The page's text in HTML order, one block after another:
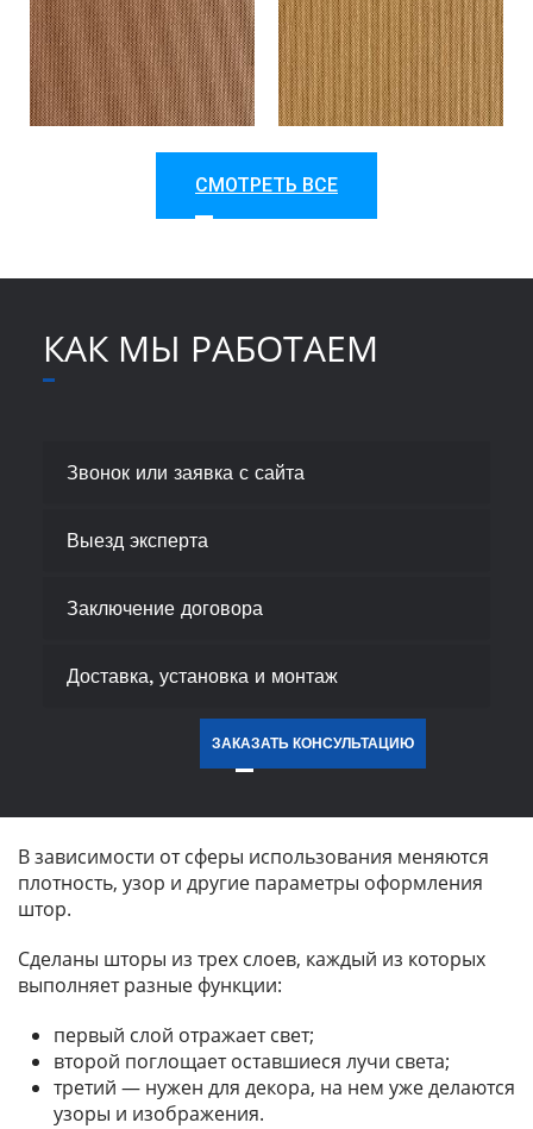
СМОТРЕТЬ ВСЕ
КАК МЫ РАБОТАЕМ
Звонок или заявка с сайта
Выезд эксперта
Заключение договора
Доставка, установка и монтаж
ЗАКАЗАТЬ КОНСУЛЬТАЦИЮ
В зависимости от сферы использования меняются
плотность, узор и другие параметры оформления
штор.
Сделаны шторы из трех слоев, каждый из которых
выполняет разные функции:
первый слой отражает свет;
второй поглощает оставшиеся лучи света;
третий — нужен для декора, на нем уже делаются
узоры и изображения.